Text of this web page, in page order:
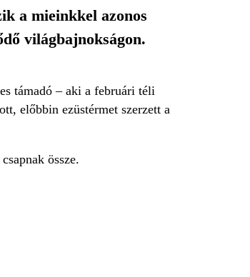
a mieinkkel azonos
világbajnokságon.
támadó – aki a februári téli
előbbin ezüstérmet szerzett a
össze.